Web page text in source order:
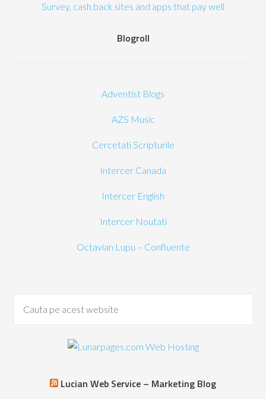
Survey, cash back sites and apps that pay well
Blogroll
Adventist Blogs
AZS Music
Cercetati Scripturile
Intercer Canada
Intercer English
Intercer Noutati
Octavian Lupu – Confluente
Lucian Web Service – Marketing Blog